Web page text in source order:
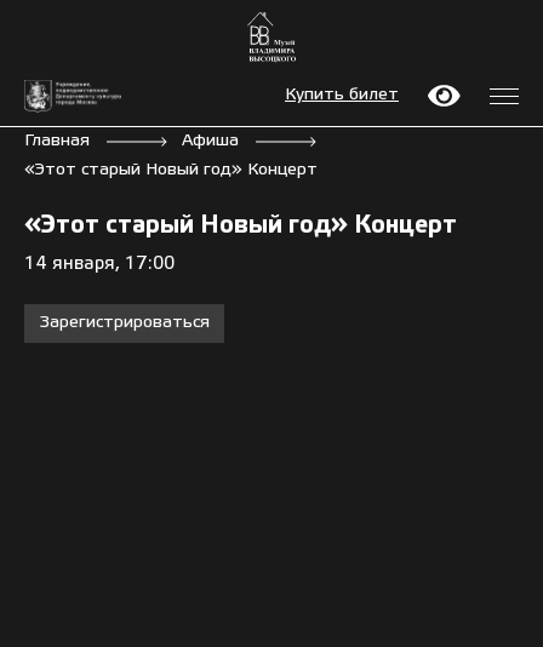
Купить билет
Главная
Афиша
«Этот старый Новый год» Концерт
«Этот старый Новый год» Концерт
14 января, 17:00
Зарегистрироваться